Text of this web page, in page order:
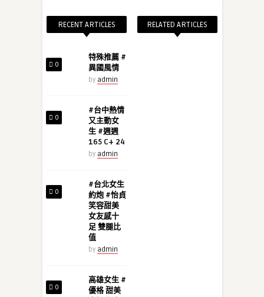
RECENT ARTICLES
0
特殊推薦 #
異國風情
by admin
0
#台中熱情
又主動女
生 #週週
165 C+ 24
by admin
0
#台北女生
約炮 #怡貞
笑容甜美
女友感十
足 雙腿比
值
by admin
0
高雄女生 #
優格 甜美
RELATED ARTICLES